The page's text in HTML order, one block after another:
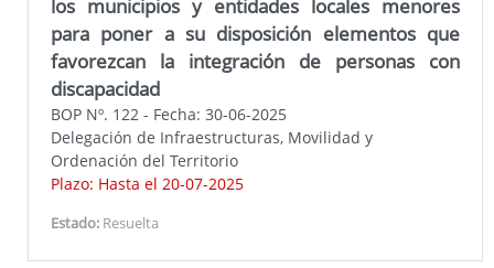
los municipios y entidades locales menores
para poner a su disposición elementos que
favorezcan la integración de personas con
discapacidad
BOP Nº. 122 - Fecha: 30-06-2025
Delegación de Infraestructuras, Movilidad y
Ordenación del Territorio
Plazo: Hasta el 20-07-2025
Estado: Resuelta